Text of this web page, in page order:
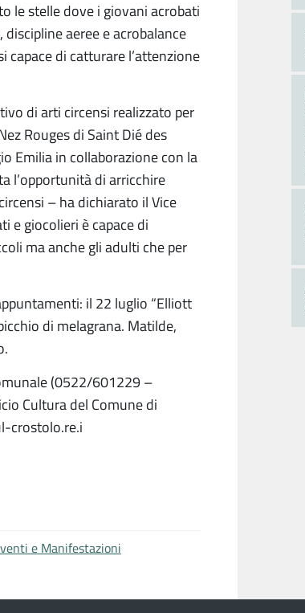
le stelle dove i giovani acrobati
aeree e acrobalance
di catturare l’attenzione
di arti circensi realizzato per
Rouges di Saint Dié des
Emilia in collaborazione con la
l’opportunità di arricchire
– ha dichiarato il Vice
e giocolieri è capace di
ma anche gli adulti che per
il 22 luglio “Elliott
di melagrana. Matilde,
(0522/601229 –
Cultura del Comune di
crostolo.re.i
e Manifestazioni